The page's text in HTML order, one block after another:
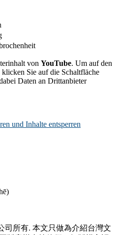
von YouTube. Um auf den
Sie auf die Schaltfläche
Daten an Drittanbieter
und Inhalte entsperren
司所有. 本文只做為介紹台灣文